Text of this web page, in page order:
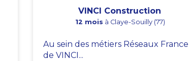
VINCI Construction
12 mois à Claye-Souilly (77)
Au sein des métiers Réseaux France
de VINCI...